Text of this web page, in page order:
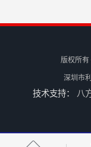
版权所有
深圳市
技术支持： 八